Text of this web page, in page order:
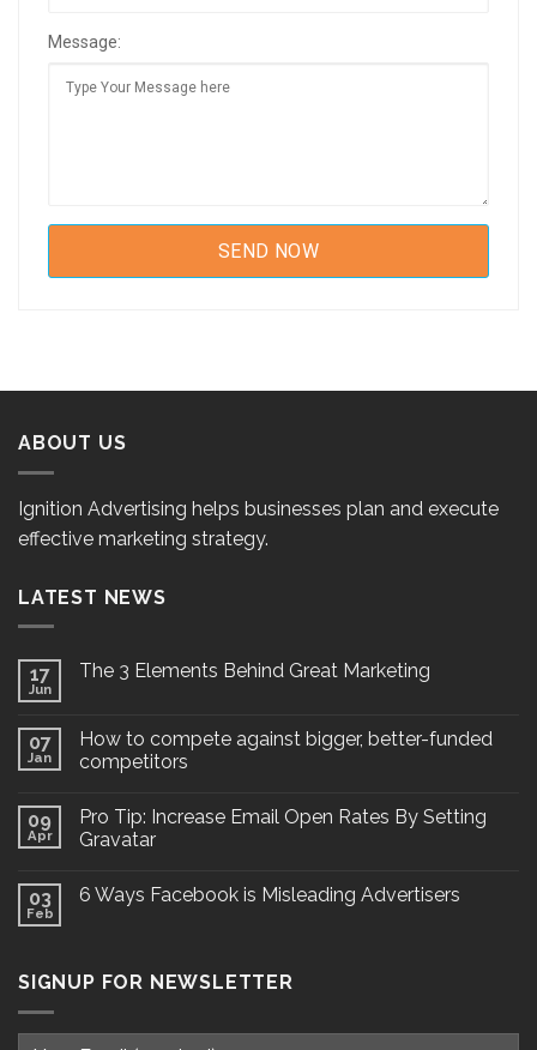
Message:
ABOUT US
Ignition Advertising helps businesses plan and execute
effective marketing strategy.
LATEST NEWS
17
Jun
The 3 Elements Behind Great Marketing
07
Jan
How to compete against bigger, better-funded
competitors
09
Apr
Pro Tip: Increase Email Open Rates By Setting
Gravatar
03
Feb
6 Ways Facebook is Misleading Advertisers
SIGNUP FOR NEWSLETTER